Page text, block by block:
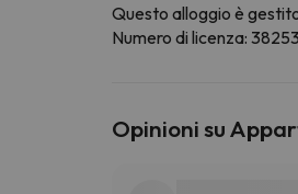
Questo alloggio è
Numero di licenza:
Opinioni su